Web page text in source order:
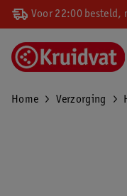
Voor 22:00 besteld,
Home Verzorging